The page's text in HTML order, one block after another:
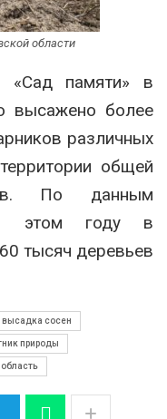
области
«Сад памяти» в
высажено более
различных
общей
По данным
в этом году в
тысяч деревьев
высадка сосен
природы